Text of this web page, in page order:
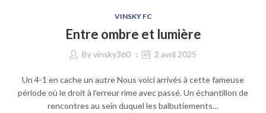
VINSKY FC
Entre ombre et lumière
Byvinsky360 2 avril 2025
Un 4-1 en cache un autre Nous voici arrivés à cette fameuse
période où le droit à l’erreur rime avec passé. Un échantillon de
rencontres au sein duquel les balbutiements…